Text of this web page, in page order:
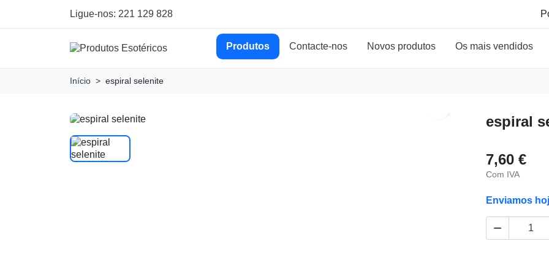
Ligue-nos: 221 129 828
Produtos Contacte-nos Novos produtos Os mais vendidos
Início espiral selenite
espiral
7,60 €
Com IVA
Enviamos
